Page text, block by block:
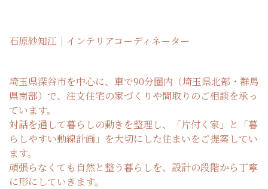
石原紗知江｜インテリアコーディネーター
埼玉県深谷市を中心に、車で90分圏内（埼玉県北部・群馬
県南部）で、注文住宅の家づくりや間取りのご相談を承っ
ています。
対話を通して暮らしの動きを整理し、「片付く家」と「暮
らしやすい動線計画」を大切にした住まいをご提案してい
ます。
頑張らなくても自然と整う暮らしを、設計の段階から丁寧
に形にしていきます。